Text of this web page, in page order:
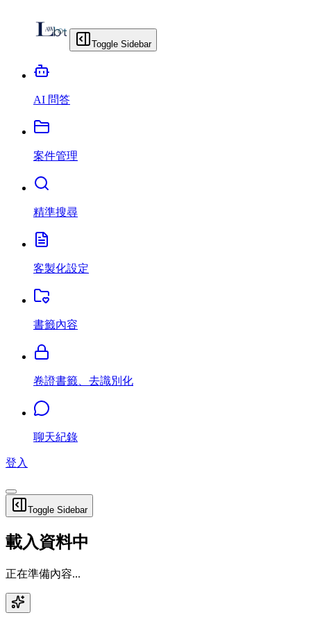
Toggle Sidebar
AI 問答
案件管理
精準搜尋
客製化設定
書籤內容
卷證書籤、去識別化
聊天紀錄
登入
Toggle Sidebar
載入資料中
正在準備內容...